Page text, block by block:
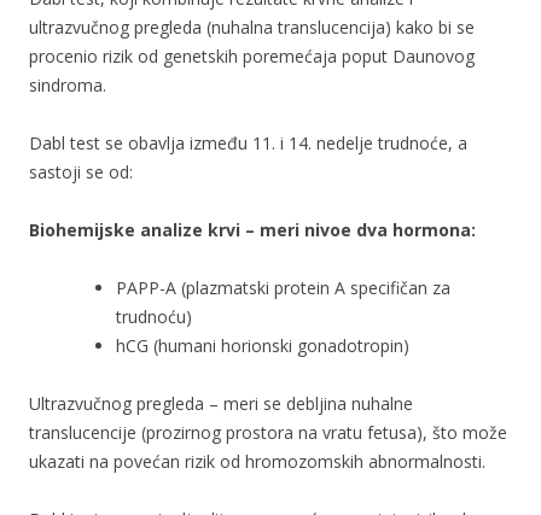
ultrazvučnog pregleda (nuhalna translucencija) kako bi se
procenio rizik od genetskih poremećaja poput Daunovog
sindroma.
Dabl test se obavlja između 11. i 14. nedelje trudnoće, a
sastoji se od:
Biohemijske analize krvi – meri nivoe dva hormona:
PAPP-A (plazmatski protein A specifičan za
trudnoću)
hCG (humani horionski gonadotropin)
Ultrazvučnog pregleda – meri se debljina nuhalne
translucencije (prozirnog prostora na vratu fetusa), što može
ukazati na povećan rizik od hromozomskih abnormalnosti.